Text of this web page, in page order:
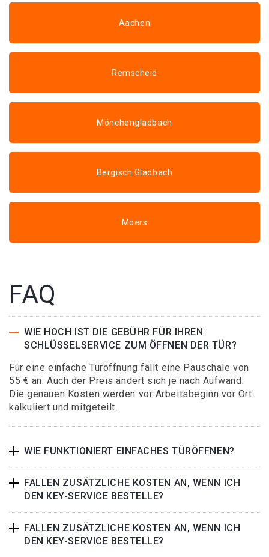
Aachen
Remscheid
Mönchengladbach
Bergisch Gladbach
Moers
FAQ
WIE HOCH IST DIE GEBÜHR FÜR IHREN
SCHLÜSSELSERVICE ZUM ÖFFNEN DER TÜR?
Für eine einfache Türöffnung fällt eine Pauschale von
55 € an. Auch der Preis ändert sich je nach Aufwand.
Die genauen Kosten werden vor Arbeitsbeginn vor Ort
kalkuliert und mitgeteilt.
WIE FUNKTIONIERT EINFACHES TÜRÖFFNEN?
FALLEN ZUSÄTZLICHE KOSTEN AN, WENN ICH
DEN KEY-SERVICE BESTELLE?
FALLEN ZUSÄTZLICHE KOSTEN AN, WENN ICH
DEN KEY-SERVICE BESTELLE?